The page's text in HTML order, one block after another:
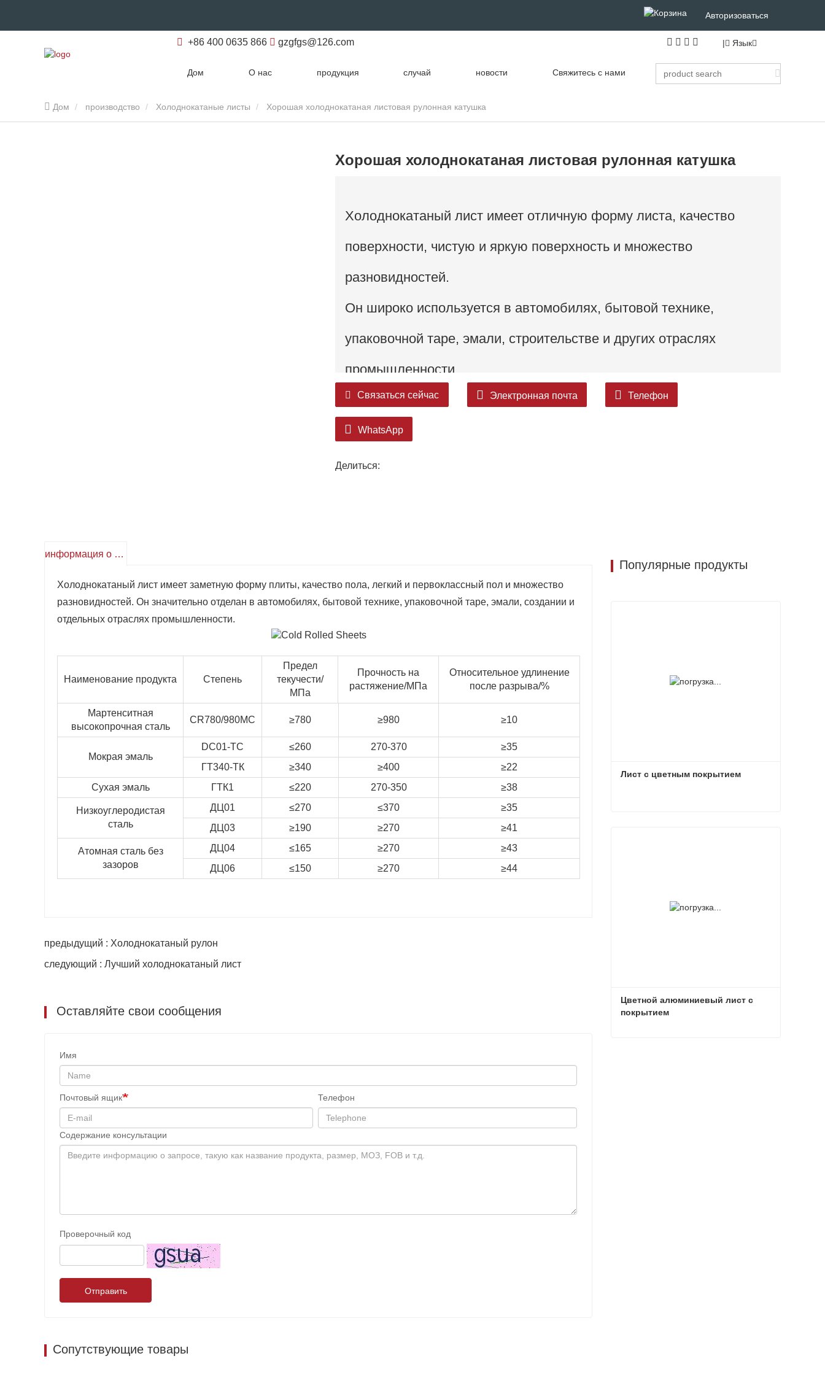
Авторизоваться
+86 400 0635 866 gzgfgs@126.com | Язык
Дом О нас продукция случай новости Свяжитесь с нами
Дом производство Холоднокатаные листы Хорошая холоднокатаная листовая рулонная катушка
Хорошая холоднокатаная листовая рулонная катушка
Холоднокатаный лист имеет отличную форму листа, качество
поверхности, чистую и яркую поверхность и множество
разновидностей.
Он широко используется в автомобилях, бытовой технике,
упаковочной таре, эмали, строительстве и других отраслях
промышленности.
Связаться сейчас Электронная почта Телефон
WhatsApp
Делиться:
информация о продукте
Холоднокатаный лист имеет заметную форму плиты, качество пола, легкий и первоклассный пол и множество
разновидностей. Он значительно отделан в автомобилях, бытовой технике, упаковочной таре, эмали, создании и
отдельных отраслях промышленности.
Наименование продукта Степень
Предел
текучести/
МПа
Прочность на
растяжение/МПа
Относительное удлинение
после разрыва/%
Мартенситная
высокопрочная сталь
CR780/980МС ≥780 ≥980 ≥10
Мокрая эмаль
DC01-TC ≤260 270-370
≥35
ГТ340-ТК
≥340 ≥400
≥22
Сухая эмаль
ГТК1 ≤220 270-350 ≥38
Низкоуглеродистая
сталь
ДЦ01 ≤270 ≤370
≥35
ДЦ03
≥190 ≥270 ≥41
Атомная сталь без
зазоров
ДЦ04 ≤165 ≥270
≥43
ДЦ06
≤150 ≥270 ≥44
предыдущий : Холоднокатаный рулон
следующий : Лучший холоднокатаный лист
Оставляйте свои сообщения
Имя
Почтовый ящик Телефон
Содержание консультации
Проверочный код
Отправить
Сопутствующие товары
Популярные продукты
Лист с цветным покрытием
Цветной алюминиевый лист с
покрытием